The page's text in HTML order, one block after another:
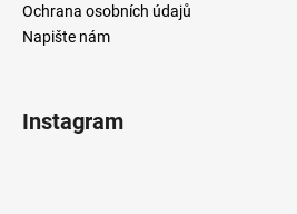
Ochrana osobních údajů
Napište nám
Instagram